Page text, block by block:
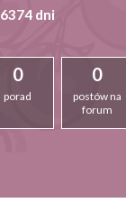
6374 dni
0
porad
0
postów na
forum